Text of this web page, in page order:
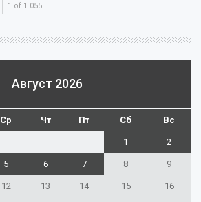
1 of 1 055
Август 2026
Ср Чт Пт Сб Вс
1 2
5 6 7 8 9
12 13 14 15 16